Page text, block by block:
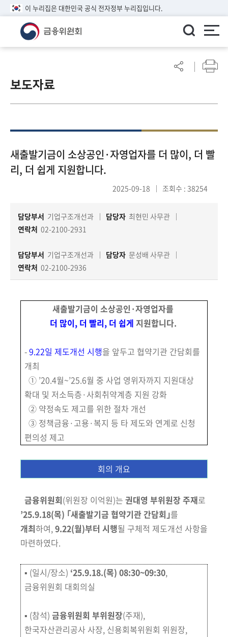
이 누리집은 대한민국 공식 전자정부 누리집입니다.
린
이알
참
여
마
책
정
보도자료
새출발기금이 소상공인·자영업자를 더 많이, 더 빨
리, 더 쉽게 지원합니다.
2025-09-18 조회수 : 38254
담당부서 기업구조개선과 담당자 최현민 사무관
연락처 02-2100-2931
담당부서 기업구조개선과 담당자 문성배 사무관
연락처 02-2100-2936
새출발기금이 소상공인·자영업자를
더 많이, 더 빨리, 더 쉽게 지원합니다.
-9.22일 제도개선 시행을 앞두고 협약기관 간담회를
개최
① ’20.4월~’25.6월 중 사업 영위자까지 지원대상
확대 및 저소득층·사회취약계층 지원 강화
② 약정속도 제고를 위한 절차 개선
③ 정책금융·고용·복지 등 타 제도와 연계로 신청
편의성 제고
회의 개요
금융위원회(위원장 이억원)는 권대영 부위원장 주재로
’25.9.18(목) ｢새출발기금 협약기관 간담회｣를
개최하여,9.22(월)부터 시행될 구체적 제도개선 사항을
마련하였다.
▪ (일시/장소) ‘25.9.18.(목) 08:30~09:30,
금융위원회 대회의실
▪ (참석) 금융위원회 부위원장(주재),
한국자산관리공사 사장, 신용회복위원회 위원장,